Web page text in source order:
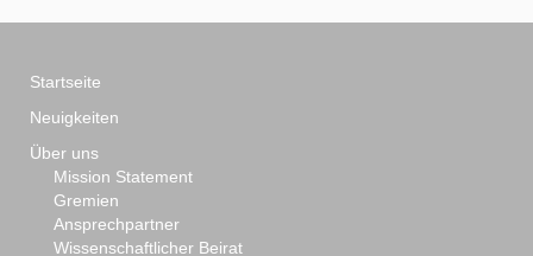
Startseite
Neuigkeiten
Über uns
Mission Statement
Gremien
Ansprechpartner
Wissenschaftlicher Beirat